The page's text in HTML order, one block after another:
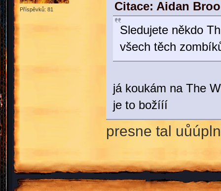
Příspěvků: 81
Citace: Aidan
Sledujete někdo
všech těch
já koukám na The
je to božííí
presne tal